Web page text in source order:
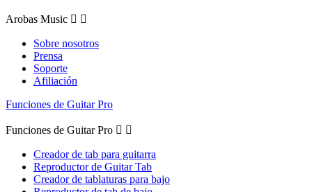
Arobas Music  
Sobre nosotros
Prensa
Soporte
Afiliación
Funciones de Guitar Pro
Funciones de Guitar Pro  
Creador de tab para guitarra
Reproductor de Guitar Tab
Creador de tablaturas para bajo